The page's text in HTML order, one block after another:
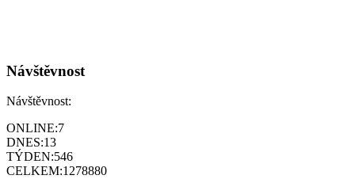
Návštěvnost
Návštěvnost:
ONLINE:7
DNES:13
TÝDEN:546
CELKEM:1278880